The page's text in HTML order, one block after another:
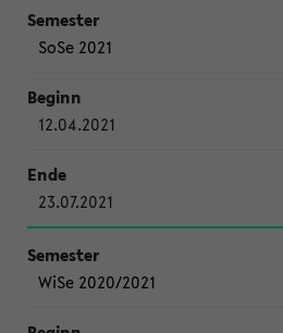
SoSe 2021
12.04.2021
23.07.2021
WiSe 2020/2021